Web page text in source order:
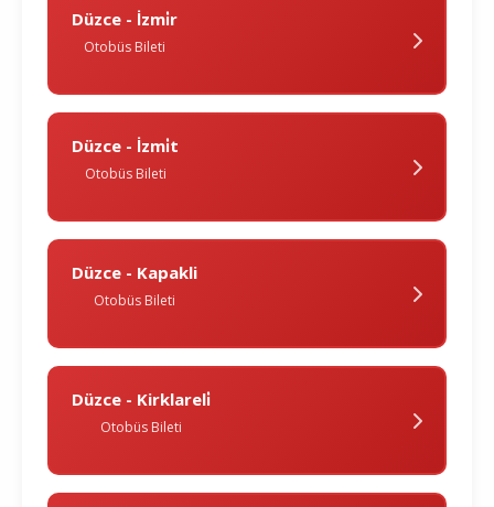
Düzce - İzmi̇r
Otobüs Bileti
Düzce - İzmi̇t
Otobüs Bileti
Düzce - Kapakli
Otobüs Bileti
Düzce - Kirklareli̇
Otobüs Bileti